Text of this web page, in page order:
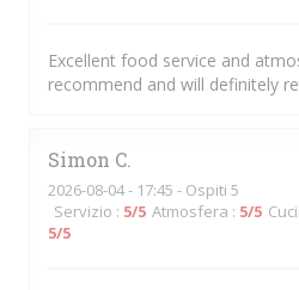
Excellent food service and
recommend and will definitely
Simon C
2026-08-04- 17:45 - Ospiti 5
Servizio : 5/5 Atmosfera : 5/5
5/5